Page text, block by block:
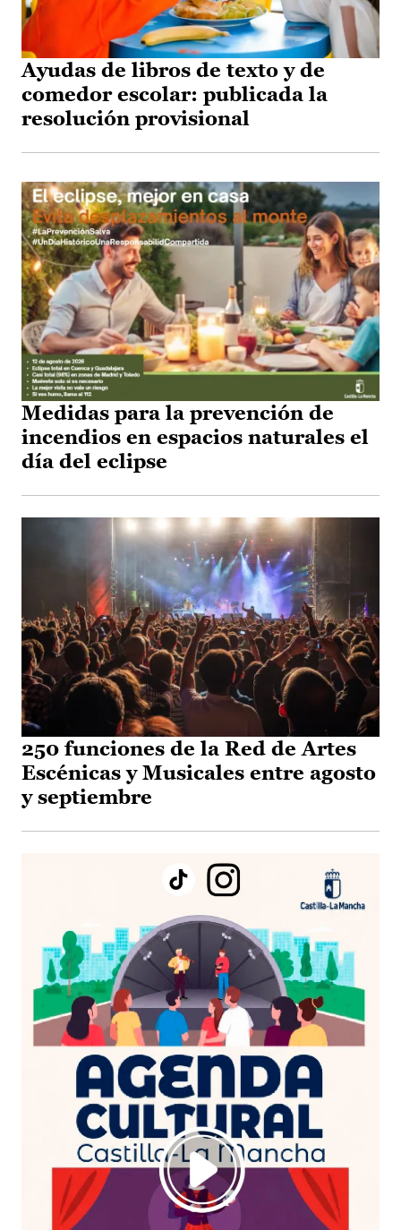
Ayudas de libros de texto y de
comedor escolar: publicada la
resolución provisional
Medidas para la prevención de
incendios en espacios naturales el
día del eclipse
250 funciones de la Red de Artes
Escénicas y Musicales entre agosto
y septiembre